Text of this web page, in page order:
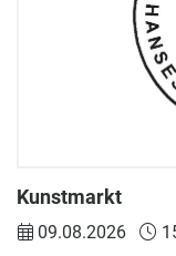
Kunstmarkt
09.08.2026